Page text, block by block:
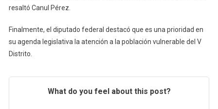
resaltó Canul Pérez.
Finalmente, el diputado federal destacó que es una prioridad en
su agenda legislativa la atención a la población vulnerable del V
Distrito.
What do you feel about this post?